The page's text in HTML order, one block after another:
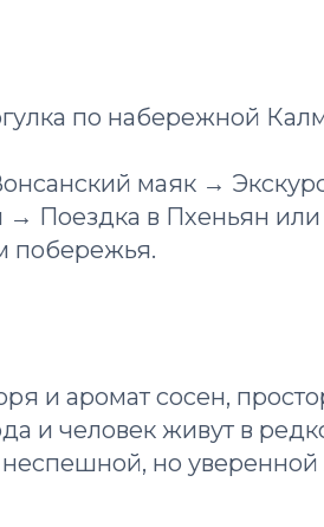
по набережной
маяк →
→ Поездка в Пхеньян
побережья.
и аромат сосен,
и человек живут в
но